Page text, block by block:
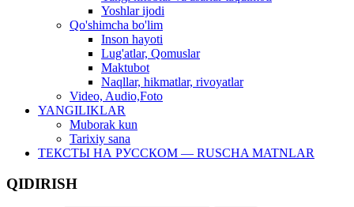
Yoshlar ijodi
Qo'shimcha bo'lim
Inson hayoti
Lug'atlar, Qomuslar
Maktubot
Naqllar, hikmatlar, rivoyatlar
Video, Audio,Foto
YANGILIKLAR
Muborak kun
Tarixiy sana
ТЕКСТЫ НА РУССКОМ — RUSCHA MATNLAR
QIDIRISH